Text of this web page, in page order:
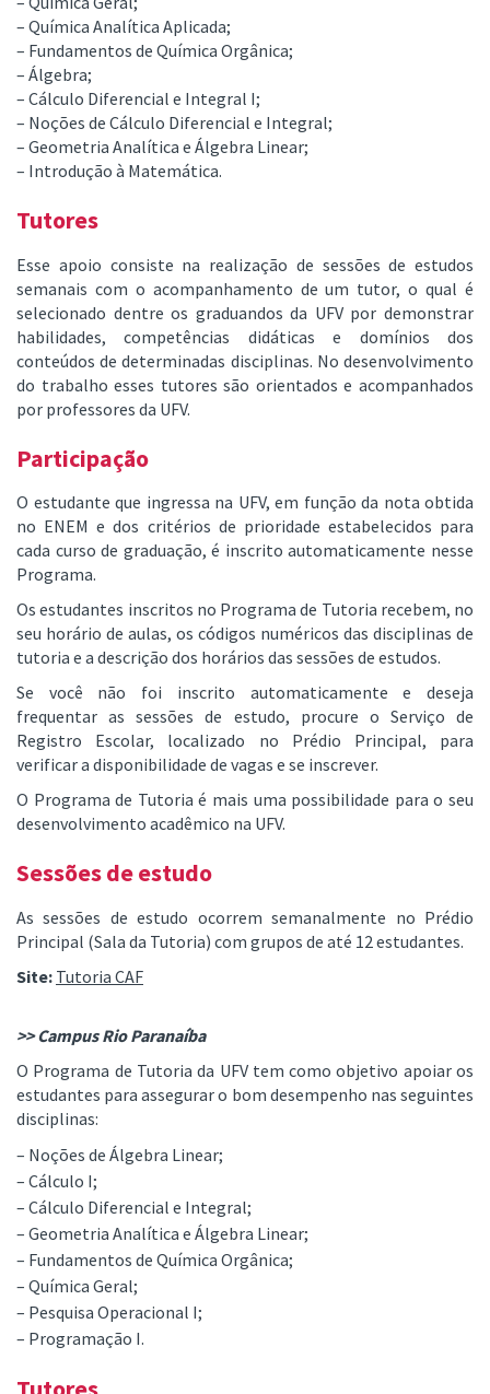
– Química Analítica Aplicada;
– Fundamentos de Química Orgânica;
– Álgebra;
– Cálculo Diferencial e Integral I;
– Noções de Cálculo Diferencial e Integral;
– Geometria Analítica e Álgebra Linear;
– Introdução à Matemática.
Tutores
Esse apoio consiste na realização de sessões de estudos
semanais com o acompanhamento de um tutor, o qual é
selecionado dentre os graduandos da UFV por demonstrar
habilidades, competências didáticas e domínios dos
conteúdos de determinadas disciplinas. No desenvolvimento
do trabalho esses tutores são orientados e acompanhados
por professores da UFV.
Participação
O estudante que ingressa na UFV, em função da nota obtida
no ENEM e dos critérios de prioridade estabelecidos para
cada curso de graduação, é inscrito automaticamente nesse
Programa.
Os estudantes inscritos no Programa de Tutoria recebem, no
seu horário de aulas, os códigos numéricos das disciplinas de
tutoria e a descrição dos horários das sessões de estudos.
Se você não foi inscrito automaticamente e deseja
frequentar as sessões de estudo, procure o Serviço de
Registro Escolar, localizado no Prédio Principal, para
verificar a disponibilidade de vagas e se inscrever.
O Programa de Tutoria é mais uma possibilidade para o seu
desenvolvimento acadêmico na UFV.
Sessões de estudo
As sessões de estudo ocorrem semanalmente no Prédio
Principal (Sala da Tutoria) com grupos de até 12 estudantes.
Site: Tutoria CAF
>> Campus Rio Paranaíba
O Programa de Tutoria da UFV tem como objetivo apoiar os
estudantes para assegurar o bom desempenho nas seguintes
disciplinas:
– Noções de Álgebra Linear;
– Cálculo I;
– Cálculo Diferencial e Integral;
– Geometria Analítica e Álgebra Linear;
– Fundamentos de Química Orgânica;
– Química Geral;
– Pesquisa Operacional I;
– Programação I.